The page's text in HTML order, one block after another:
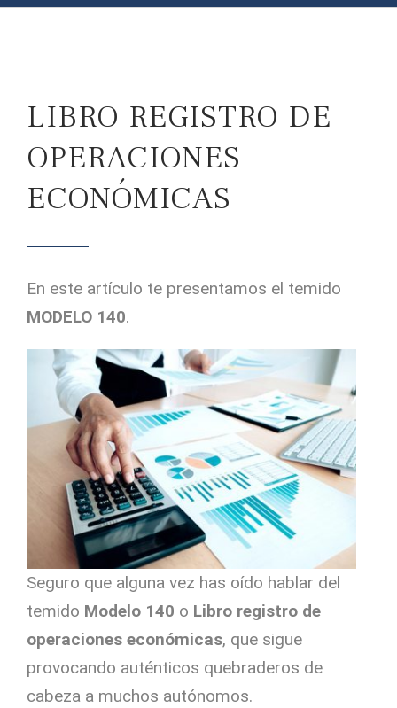
LIBRO REGISTRO DE
OPERACIONES
ECONÓMICAS
En este artículo te presentamos el temido
MODELO 140.
Seguro que alguna vez has oído hablar del
temido Modelo 140 o Libro registro de
operaciones económicas, que sigue
provocando auténticos quebraderos de
cabeza a muchos autónomos.